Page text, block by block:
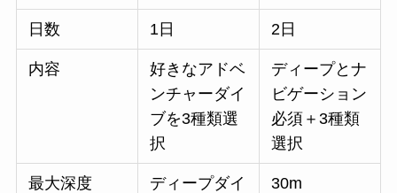
日数 1日 2日
内容
好きなアドベ
ンチャーダイ
ブを3種類選
択
ディープとナ
ビゲーション
必須＋3種類
選択
最大深度
ディープダイ
30m